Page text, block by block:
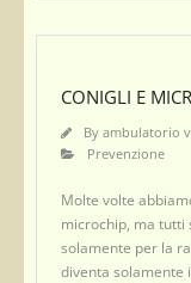
CONIGLI E
By ambulatorio
Prevenzione
Molte volte
microchip, ma tutti
solamente per la
diventa solamente